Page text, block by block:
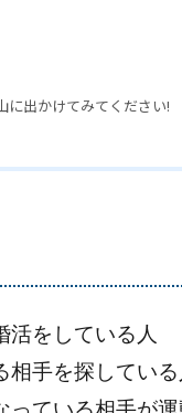
に出かけてみてください!
活をしている人
相手を探している